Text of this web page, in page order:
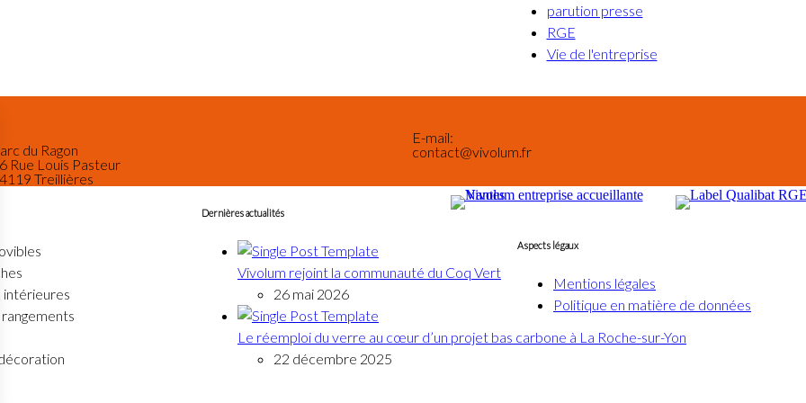
parution presse
RGE
Vie de l'entreprise
du Ragon
Rue Louis Pasteur‎
Treillières
E-mail:
contact@vivolum.fr
intérieures
rangements
Dernières actualités
Vivolum rejoint la communauté du Coq Vert
26 mai 2026
Le réemploi du verre au cœur d’un projet bas carbone à La Roche-sur-Yon
22 décembre 2025
Aspects légaux
Mentions légales
Politique en matière de données